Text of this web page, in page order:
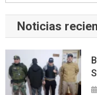
Noticias